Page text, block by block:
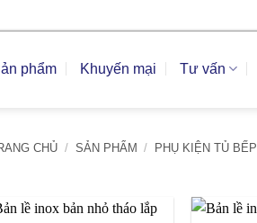
phẩm Khuyến mại Tư vấn
CHỦ / SẢN PHẨM / PHỤ KIỆN TỦ BẾP